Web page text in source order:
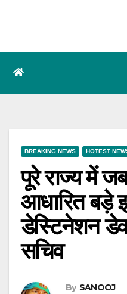
BREAKING NEWS HOTEST
पूरे राज्य में
आधारित बड़े
डेस्टिनेशन
सचिव
By SANOOJ